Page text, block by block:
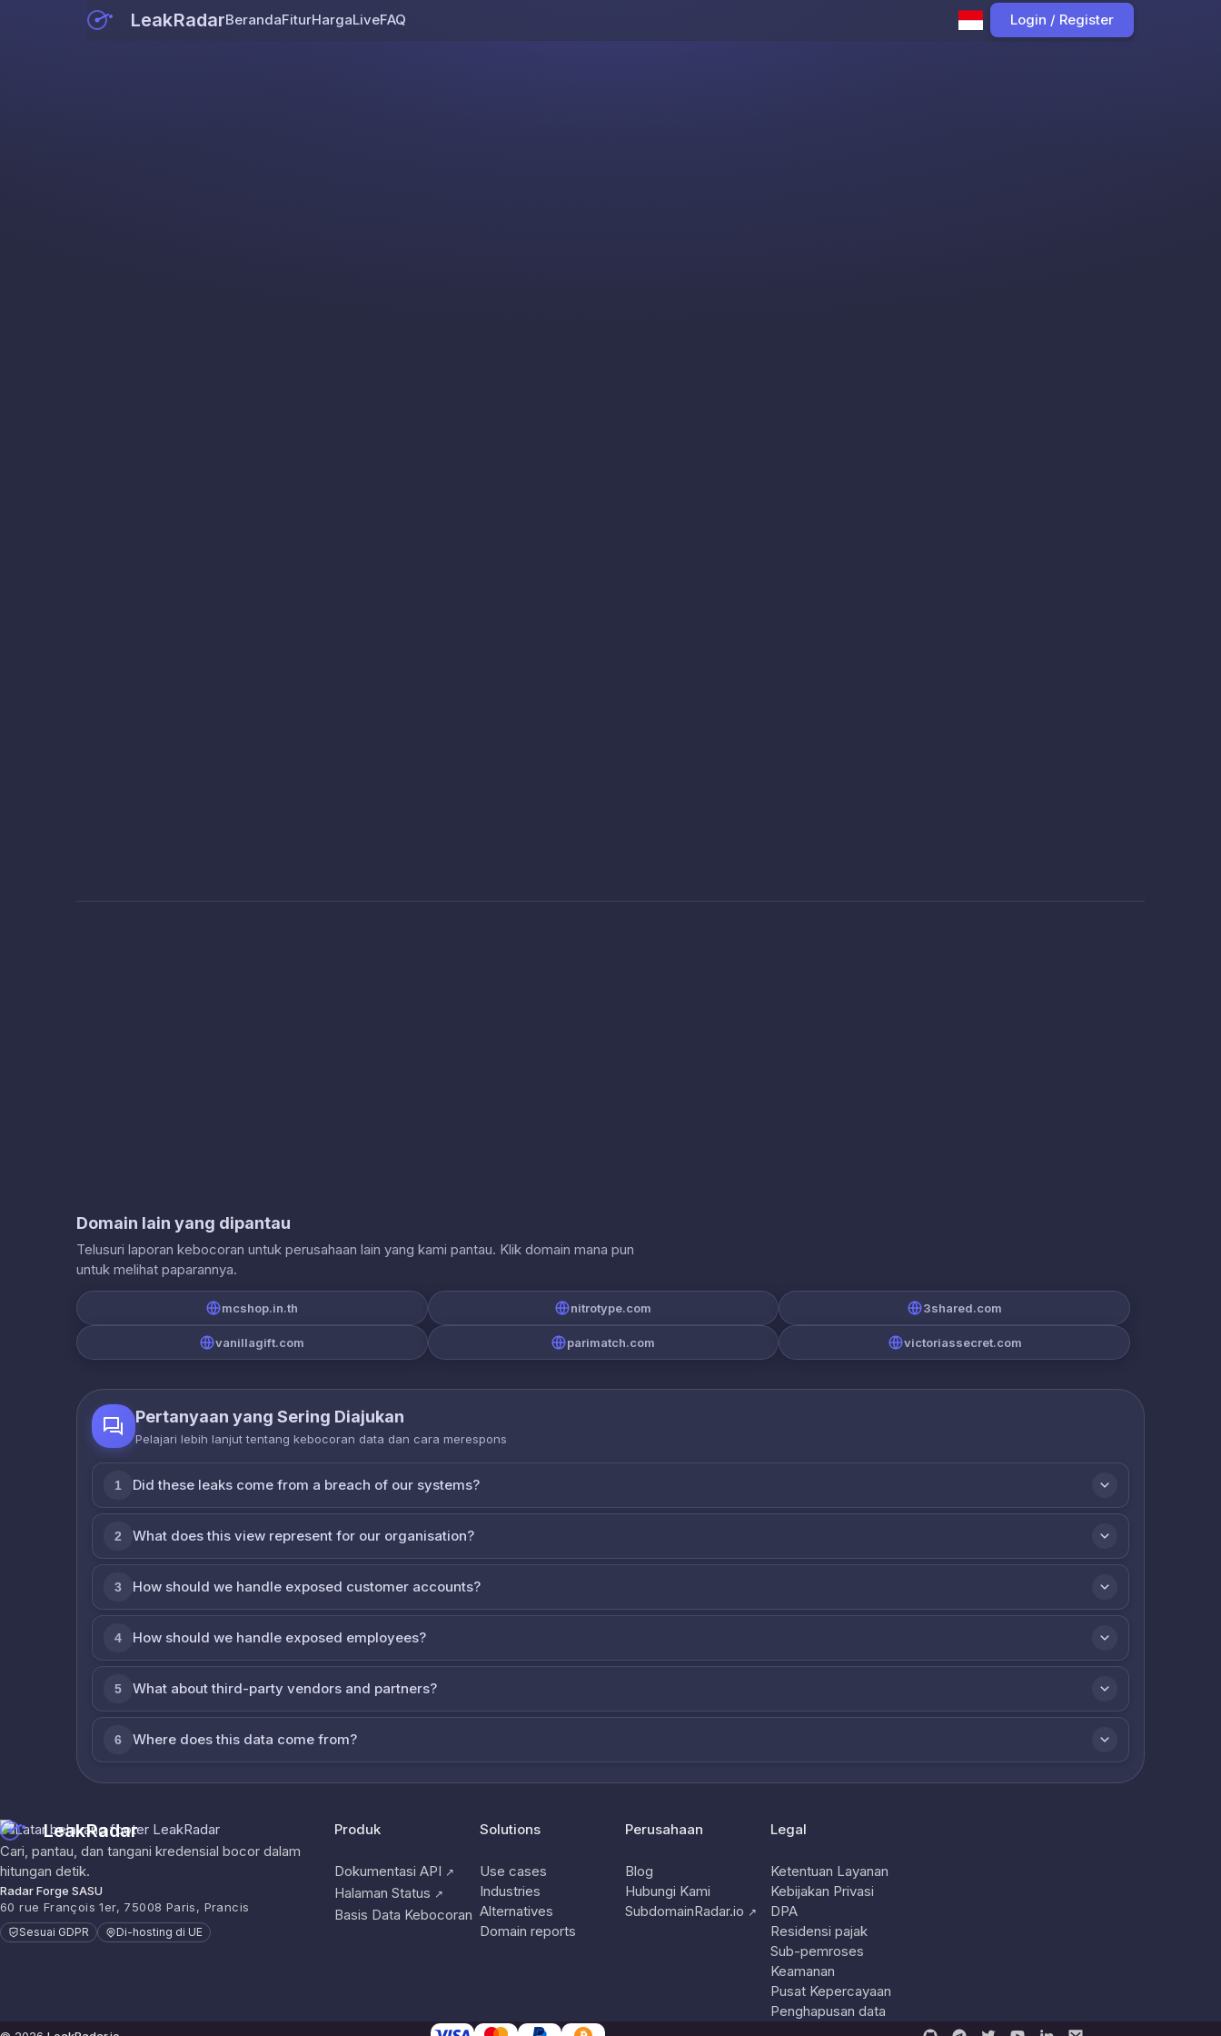
LeakRadarBerandaFiturHargaLiveFAQ Login / Register
Domain lain yang dipantau
Telusuri laporan kebocoran untuk perusahaan lain yang kami pantau. Klik domain mana pun
untuk melihat paparannya.
mcshop.in.th nitrotype.com 3shared.com
vanillagift.com parimatch.com victoriassecret.com
Pertanyaan yang Sering Diajukan
Pelajari lebih lanjut tentang kebocoran data dan cara merespons
1 Did these leaks come from a breach of our systems?
2 What does this view represent for our organisation?
3 How should we handle exposed customer accounts?
4 How should we handle exposed employees?
5 What about third-party vendors and partners?
6 Where does this data come from?
LeakRadar
Cari, pantau, dan tangani kredensial bocor dalam
hitungan detik.
Radar Forge SASU
60 rue François 1er, 75008 Paris, Prancis
Sesuai GDPR Di-hosting di UE
Produk
Dokumentasi API ↗
Halaman Status ↗
Basis Data Kebocoran
Solutions
Use cases
Industries
Alternatives
Domain reports
Perusahaan
Blog
Hubungi Kami
SubdomainRadar.io ↗
Legal
Ketentuan Layanan
Kebijakan Privasi
DPA
Residensi pajak
Sub-pemroses
Keamanan
Pusat Kepercayaan
Penghapusan data